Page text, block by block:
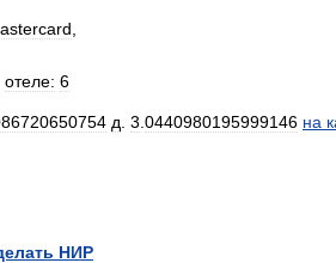
отеле: 6
д 3 0440980195999146 на
НИР